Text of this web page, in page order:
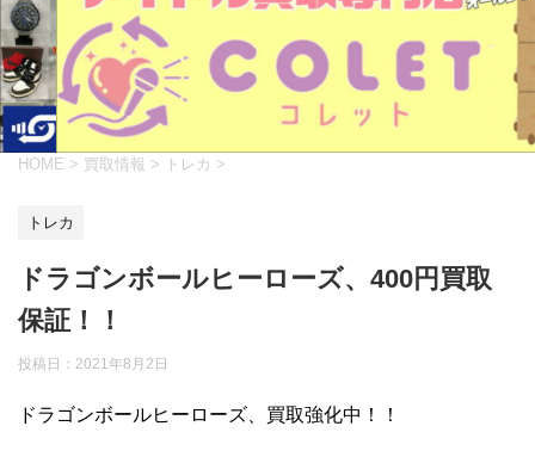
HOME > 買取情報 > トレカ >
トレカ
ドラゴンボールヒーローズ、400円買取
保証！！
投稿日： 2021年8月2日
ドラゴンボールヒーローズ、買取強化中！！